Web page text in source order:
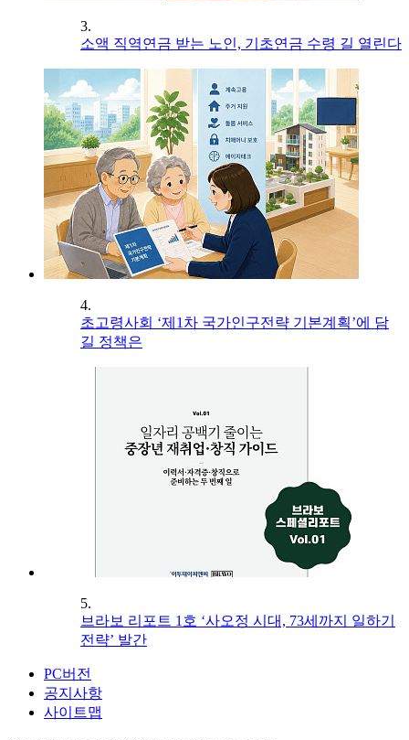
3.
소액 직역연금 받는 노인, 기초연금 수령 길 열린다
4.
초고령사회 ‘제1차 국가인구전략 기본계획’에 담
길 정책은
5.
브라보 리포트 1호 ‘사오정 시대, 73세까지 일하기
전략’ 발간
PC버전
공지사항
사이트맵